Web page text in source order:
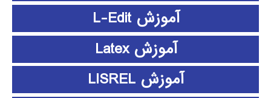
آموزش L-Edit
آموزش Latex
آموزش LISREL